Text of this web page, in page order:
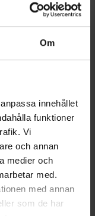
Om
innehållet
funktioner
Vi
och annan
medier och
med.
med annan
som de har